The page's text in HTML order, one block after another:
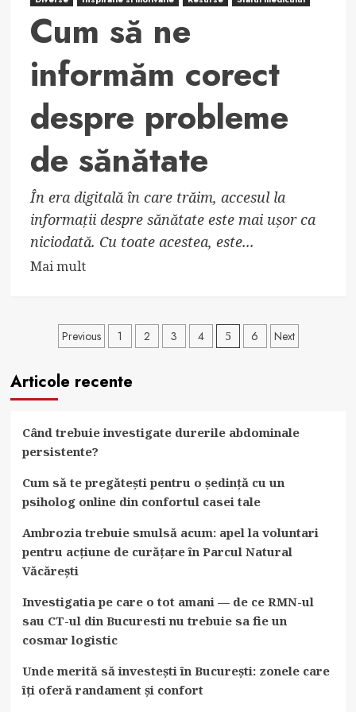
Cum să ne
informăm corect
despre probleme
de sănătate
În era digitală în care trăim, accesul la
informații despre sănătate este mai ușor ca
niciodată. Cu toate acestea, este...
Mai multRead
Cum
să
informăm
despre
probleme
sănătate
Paginație
articole
Previous 1 2 3 4 5 6 Next
Articole recente
Când trebuie investigate durerile abdominale
persistente?
Cum să te pregătești pentru o ședință cu un
psiholog online din confortul casei tale
Ambrozia trebuie smulsă acum: apel la voluntari
pentru acțiune de curățare în Parcul Natural
Văcărești
Investigatia pe care o tot amani — de ce RMN-ul
sau CT-ul din Bucuresti nu trebuie sa fie un
cosmar logistic
Unde merită să investești în București: zonele care
îți oferă randament și confort